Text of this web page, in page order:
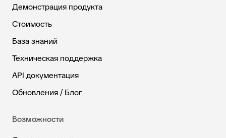
Демонстрация продукта
Стоимость
База знаний
Техническая поддержка
API документация
Обновления / Блог
Возможности